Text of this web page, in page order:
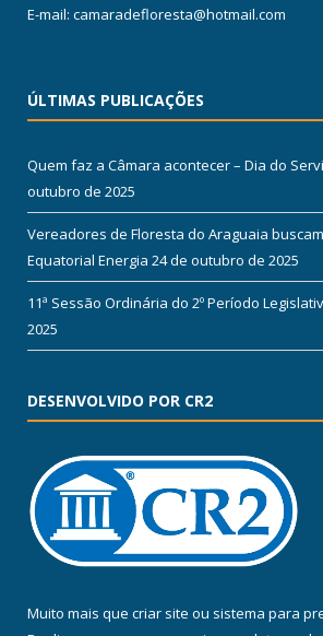
E-mail: camaradefloresta@hotmail.com
ÚLTIMAS PUBLICAÇÕES
Quem faz a Câmara acontecer – Dia do
outubro de 2025
Vereadores de Floresta do Araguaia
Equatorial Energia 24 de outubro de 2025
11ª Sessão Ordinária do 2º Período
2025
DESENVOLVIDO POR CR2
Muito mais que criar site ou sistema para